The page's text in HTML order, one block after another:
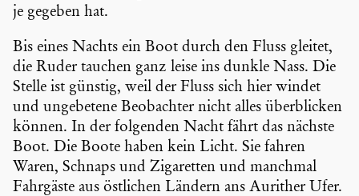
je gegeben hat.
Bis eines Nachts ein Boot durch den Fluss gleitet,
die Ruder tauchen ganz leise ins dunkle Nass. Die
Stelle ist günstig, weil der Fluss sich hier windet
und ungebe­tene Beobachter nicht alles überbli­cken
können. In der folgenden Nacht fährt das nächste
Boot. Die Boote haben kein Licht. Sie fahren
Waren, Schnaps und Zigaretten und manchmal
Fahrgäste aus östlichen Ländern ans Aurither Ufer.